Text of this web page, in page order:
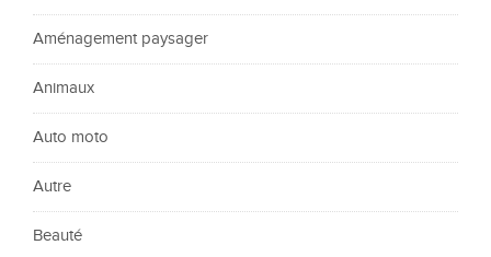
Aménagement paysager
Animaux
Auto moto
Autre
Beauté